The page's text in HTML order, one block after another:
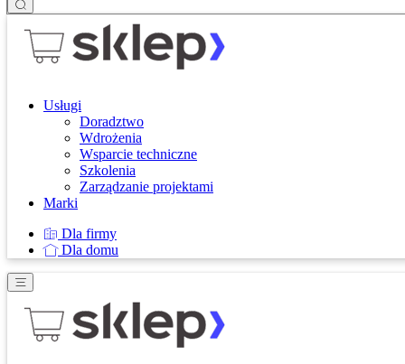
Usługi
Doradztwo
Wdrożenia
Wsparcie techniczne
Szkolenia
Zarządzanie projektami
Marki
Dla firmy
Dla domu